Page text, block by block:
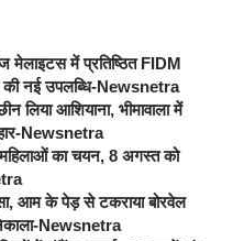
मेलाइटस में प्रतिष्ठित FIDM
की नई उपलब्धि-Newsnetra
लिया आशियाना, भीमावाला में
Newsnetra
का चयन, 8 अगस्त को
आम के पेड़ से टकराया बोरवेल
Newsnetra